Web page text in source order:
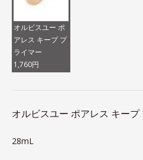
オルビスユー ポ
アレス キープ プ
ライマー
1,760円
オルビスユー ポアレス キープ
28mL